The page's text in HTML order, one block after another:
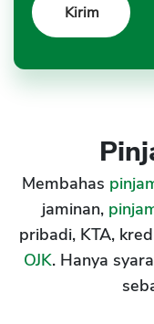
Membahas
jaminan,
pribadi, KTA,
OJK. Hanya